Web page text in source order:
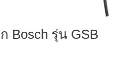
Bosch รุ่น GSB